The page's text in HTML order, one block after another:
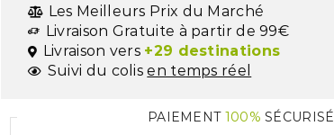
Les Meilleurs Prix du Marché
Livraison Gratuite à partir de 99€
Livraison vers +29 destinations
Suivi du colisen temps réel
PAIEMENT 100% SÉCURISÉ